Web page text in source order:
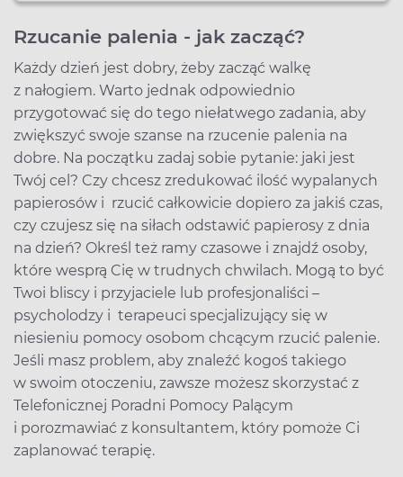
Rzucanie palenia - jak zacząć?
Każdy dzień jest dobry, żeby zacząć walkę
z nałogiem. Warto jednak odpowiednio
przygotować się do tego niełatwego zadania, aby
zwiększyć swoje szanse na rzucenie palenia na
dobre. Na początku zadaj sobie pytanie: jaki jest
Twój cel? Czy chcesz zredukować ilość wypalanych
papierosów i rzucić całkowicie dopiero za jakiś czas,
czy czujesz się na siłach odstawić papierosy z dnia
na dzień? Określ też ramy czasowe i znajdź osoby,
które wesprą Cię w trudnych chwilach. Mogą to być
Twoi bliscy i przyjaciele lub profesjonaliści –
psycholodzy i terapeuci specjalizujący się w
niesieniu pomocy osobom chcącym rzucić palenie.
Jeśli masz problem, aby znaleźć kogoś takiego
w swoim otoczeniu, zawsze możesz skorzystać z
Telefonicznej Poradni Pomocy Palącym
i porozmawiać z konsultantem, który pomoże Ci
zaplanować terapię.